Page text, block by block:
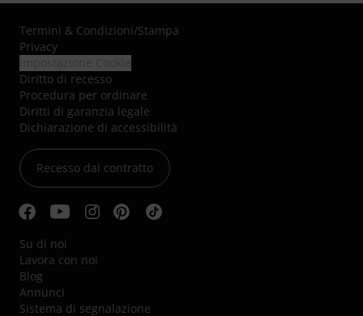
Termini & Condizioni/Stampa
Privacy
Diritto di recesso
Procedura per ordinare
Diritti di garanzia legale
Dichiarazione di accessibilità
Recesso dal contratto
Su di noi
Lavora con noi
Blog
Annunci
Sistema di segnalazione